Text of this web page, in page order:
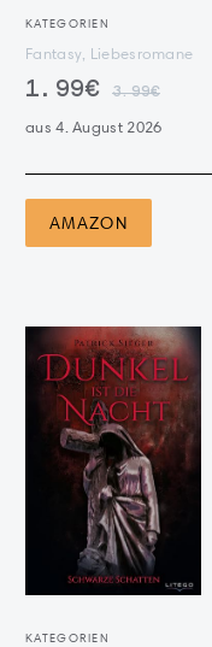
KATEGORIEN
Fantasy, Liebesromane
1.99€ 3.99€
aus 4. August 2026
AMAZON
KATEGORIEN